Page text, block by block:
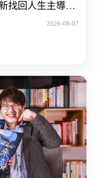
找回人生主導權
2026-08-07